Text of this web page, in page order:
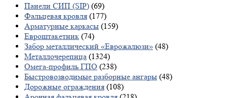
Панели СИП (SIP) (69)
Фальцевая кровля (177)
Арматурные каркасы (159)
Евроштакетник (74)
Забор металлический «Еврожалюзи» (48)
Металлочерепица (1324)
Омега-профиль ГПО (238)
Быстровозводимые разборные ангары (48)
Дорожные ограждения (108)